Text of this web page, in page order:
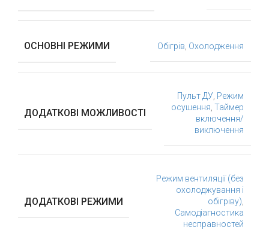
ОСНОВНІ РЕЖИМИ Обігрів Охолодження
ДОДАТКОВІ МОЖЛИВОСТІ
Пульт ДУ Режим
осушення Таймер
включення/
виключення
ДОДАТКОВІ РЕЖИМИ
Режим вентиляції (без
охолоджування і
обігріву)
Самодіагностика
несправностей